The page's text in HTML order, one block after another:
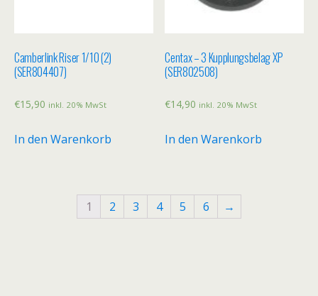
Camberlink Riser 1/10 (2)
(SER804407)
€15,90 inkl. 20% MwSt
In den Warenkorb
Centax – 3 Kupplungsbelag XP
(SER802508)
€14,90 inkl. 20% MwSt
In den Warenkorb
1 2 3 4 5 6 →